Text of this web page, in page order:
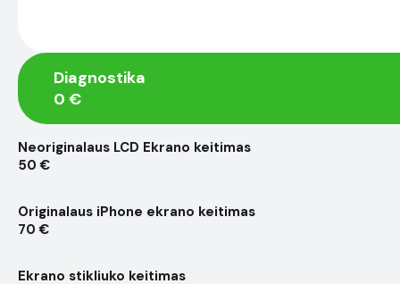
Diagnostika
0 €
Neoriginalaus LCD Ekrano keitimas
50 €
Originalaus iPhone ekrano keitimas
70 €
Ekrano stikliuko keitimas